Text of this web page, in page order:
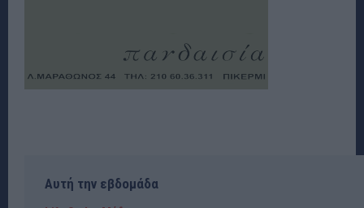
Αυτή την εβδομάδα